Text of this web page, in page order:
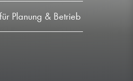
Planung & Betrieb